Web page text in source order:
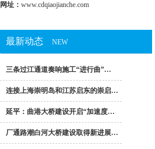
网址： www.cdqiaojianche.com
最新动态 NEW
三条过江通道奏响施工“进行曲”…
连接上海崇明岛和江苏启东的崇启…
延平：曲港大桥建设开启“加速度…
厂通路潮白河大桥建设取得新进展…